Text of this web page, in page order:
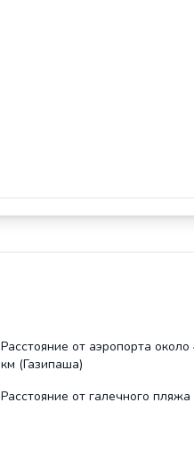
Расстояние от аэропорта
км (Газипаша)
Расстояние от галечного